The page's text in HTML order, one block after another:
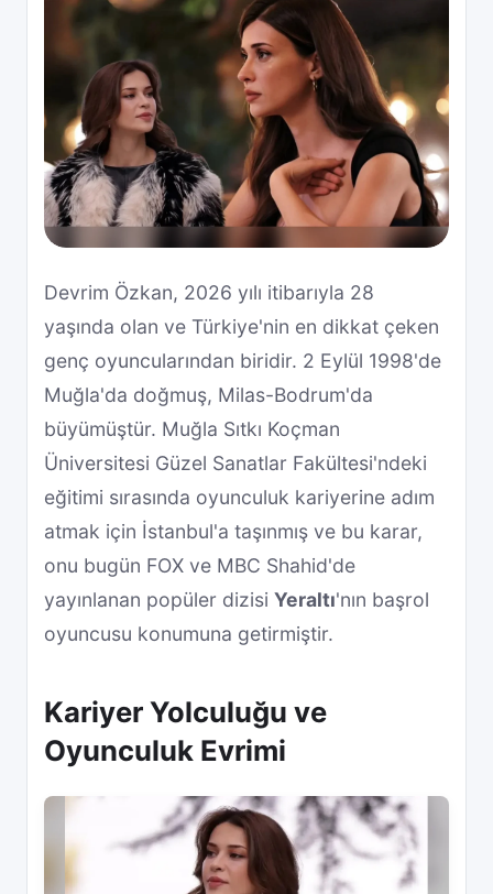
Devrim Özkan, 2026 yılı itibarıyla 28
yaşında olan ve Türkiye'nin en dikkat çeken
genç oyuncularından biridir. 2 Eylül 1998'de
Muğla'da doğmuş, Milas-Bodrum'da
büyümüştür. Muğla Sıtkı Koçman
Üniversitesi Güzel Sanatlar Fakültesi'ndeki
eğitimi sırasında oyunculuk kariyerine adım
atmak için İstanbul'a taşınmış ve bu karar,
onu bugün FOX ve MBC Shahid'de
yayınlanan popüler dizisi Yeraltı'nın başrol
oyuncusu konumuna getirmiştir.
Kariyer Yolculuğu ve
Oyunculuk Evrimi